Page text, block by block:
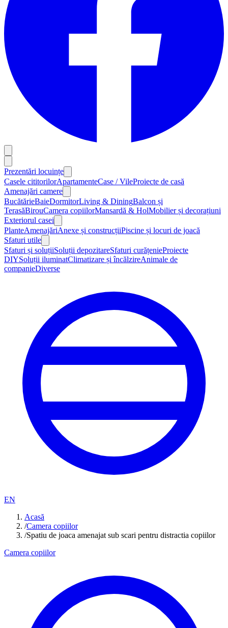
Prezentări locuințe
Casele cititorilorApartamenteCase / VileProiecte de casă
Amenajări camere
BucătărieBaieDormitorLiving & DiningBalcon și
TerasăBirouCamera copiilorMansardă & HolMobilier și decorațiuni
Exteriorul casei
PlanteAmenajăriAnexe și construcțiiPiscine și locuri de joacă
Sfaturi utile
Sfaturi și soluțiiSoluții depozitareSfaturi curățenieProiecte
DIYSoluții iluminatClimatizare și încălzireAnimale de
companieDiverse
EN
Acasă
/Camera copiilor
/Spatiu de joaca amenajat sub scari pentru distractia copiilor
Camera copiilor